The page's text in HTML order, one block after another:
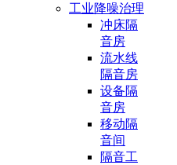
工业降噪治理
冲床隔
音房
流水线
隔音房
设备隔
音房
移动隔
音间
隔音工